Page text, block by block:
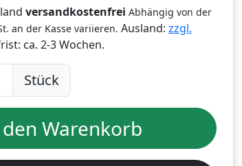
versandkostenfrei Abhängig von der
an der Kasse variieren. Ausland: zzgl.
ca. 2-3 Wochen.
Stück
Warenkorb